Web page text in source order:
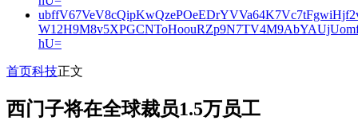
hU=
首页科技正文
西门子将在全球裁员1.5万员工